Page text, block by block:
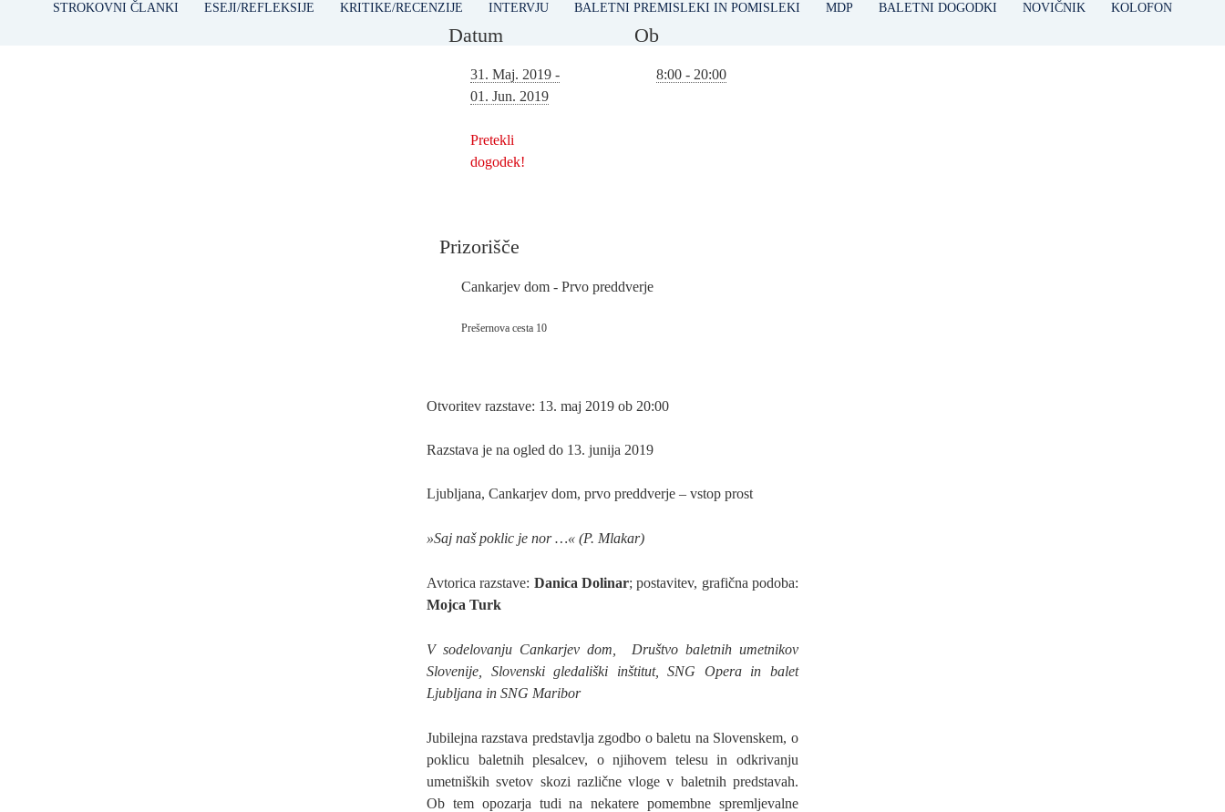
STROKOVNI ČLANKI ESEJI/REFLEKSIJE KRITIKE/RECENZIJE INTERVJU BALETNI PREMISLEKI IN POMISLEKI MDP BALETNI DOGODKI NOVIČNIK KOLOFON
Datum
31. Maj. 2019-
01. Jun. 2019
Pretekli
dogodek!
Ob
8:00 - 20:00
Prizorišče
Cankarjev dom - Prvo preddverje
Prešernova cesta 10
Otvoritev razstave: 13. maj 2019 ob 20:00
Razstava je na ogled do 13. junija 2019
Ljubljana, Cankarjev dom, prvo preddverje – vstop prost
»Saj naš poklic je nor …« (P. Mlakar)
Avtorica razstave: Danica Dolinar; postavitev, grafična podoba:
Mojca Turk
V sodelovanju Cankarjev dom, Društvo baletnih umetnikov
Slovenije, Slovenski gledališki inštitut, SNG Opera in balet
Ljubljana in SNG Maribor
Jubilejna razstava predstavlja zgodbo o baletu na Slovenskem, o
poklicu baletnih plesalcev, o njihovem telesu in odkrivanju
umetniških svetov skozi različne vloge v baletnih predstavah.
Ob tem opozarja tudi na nekatere pomembne spremljevalne